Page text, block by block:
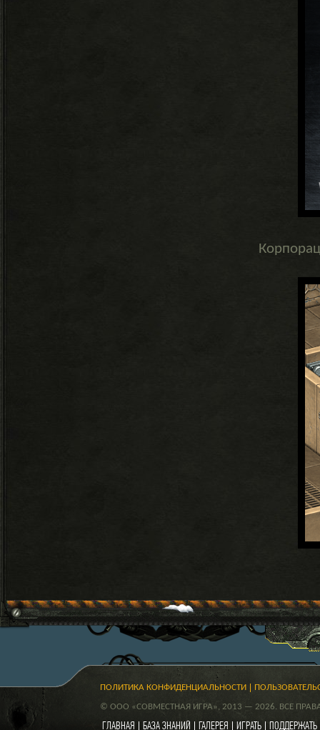
ПОЛИТИКА КОНФИДЕНЦИАЛЬНОСТИ
© ООО «СОВМЕСТНАЯ ИГРА», 2013 — 2026. ВСЕ
ГЛАВНАЯ БАЗА ЗНАНИЙ ГАЛЕРЕЯ ИГРАТЬ ПОДДЕРЖАТЬ